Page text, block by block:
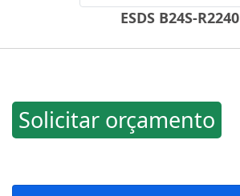
ESDS B24S-R2240
Solicitar orçamento